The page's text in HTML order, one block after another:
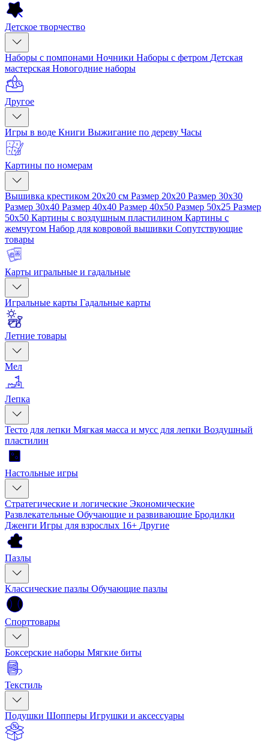
Детское творчество
Наборы с помпонами Ночники Наборы с фетром Детская
мастерская Новогодние наборы
Другое
Игры в воде Книги Выжигание по дереву Часы
Картины по номерам
Вышивка крестиком 20x20 см Размер 20x20 Размер 30x30
Размер 30x40 Размер 40x40 Размер 40x50 Размер 50x25 Размер
50x50 Картины с воздушным пластилином Картины с
жемчугом Набор для ковровой вышивки Сопутствующие
товары
Карты игральные и гадальные
Игральные карты Гадальные карты
Летние товары
Мел
Лепка
Тесто для лепки Мягкая масса и мусс для лепки Воздушный
пластилин
Настольные игры
Стратегические и логические Экономические
Развлекательные Обучающие и развивающие Бродилки
Дженги Игры для взрослых 16+ Другие
Пазлы
Классические пазлы Обучающие пазлы
Спорттовары
Боксерские наборы Мягкие биты
Текстиль
Подушки Шопперы Игрушки и аксессуары